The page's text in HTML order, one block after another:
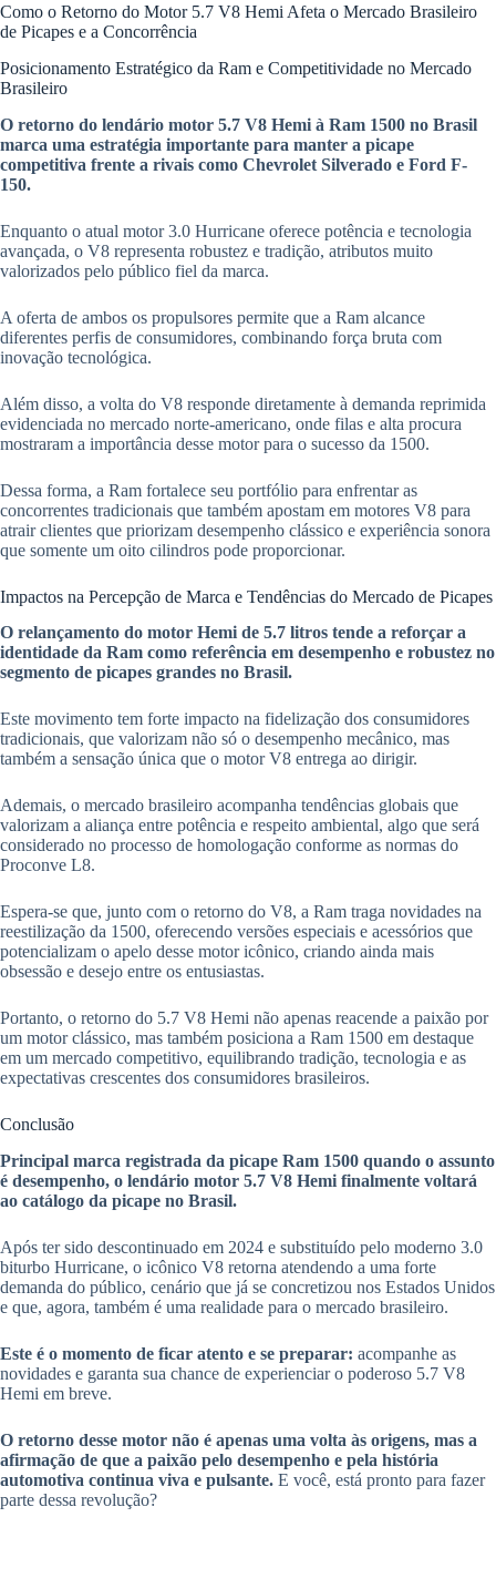
Como o Retorno do Motor 5.7 V8 Hemi Afeta o Mercado Brasileiro
de Picapes e a Concorrência
Posicionamento Estratégico da Ram e Competitividade no Mercado
Brasileiro
O retorno do lendário motor 5.7 V8 Hemi à Ram 1500 no Brasil
marca uma estratégia importante para manter a picape
competitiva frente a rivais como Chevrolet Silverado e Ford F-
150.
Enquanto o atual motor 3.0 Hurricane oferece potência e tecnologia
avançada, o V8 representa robustez e tradição, atributos muito
valorizados pelo público fiel da marca.
A oferta de ambos os propulsores permite que a Ram alcance
diferentes perfis de consumidores, combinando força bruta com
inovação tecnológica.
Além disso, a volta do V8 responde diretamente à demanda reprimida
evidenciada no mercado norte-americano, onde filas e alta procura
mostraram a importância desse motor para o sucesso da 1500.
Dessa forma, a Ram fortalece seu portfólio para enfrentar as
concorrentes tradicionais que também apostam em motores V8 para
atrair clientes que priorizam desempenho clássico e experiência sonora
que somente um oito cilindros pode proporcionar.
Impactos na Percepção de Marca e Tendências do Mercado de Picapes
O relançamento do motor Hemi de 5.7 litros tende a reforçar a
identidade da Ram como referência em desempenho e robustez no
segmento de picapes grandes no Brasil.
Este movimento tem forte impacto na fidelização dos consumidores
tradicionais, que valorizam não só o desempenho mecânico, mas
também a sensação única que o motor V8 entrega ao dirigir.
Ademais, o mercado brasileiro acompanha tendências globais que
valorizam a aliança entre potência e respeito ambiental, algo que será
considerado no processo de homologação conforme as normas do
Proconve L8.
Espera-se que, junto com o retorno do V8, a Ram traga novidades na
reestilização da 1500, oferecendo versões especiais e acessórios que
potencializam o apelo desse motor icônico, criando ainda mais
obsessão e desejo entre os entusiastas.
Portanto, o retorno do 5.7 V8 Hemi não apenas reacende a paixão por
um motor clássico, mas também posiciona a Ram 1500 em destaque
em um mercado competitivo, equilibrando tradição, tecnologia e as
expectativas crescentes dos consumidores brasileiros.
Conclusão
Principal marca registrada da picape Ram 1500 quando o assunto
é desempenho, o lendário motor 5.7 V8 Hemi finalmente voltará
ao catálogo da picape no Brasil.
Após ter sido descontinuado em 2024 e substituído pelo moderno 3.0
biturbo Hurricane, o icônico V8 retorna atendendo a uma forte
demanda do público, cenário que já se concretizou nos Estados Unidos
e que, agora, também é uma realidade para o mercado brasileiro.
Este é o momento de ficar atento e se preparar: acompanhe as
novidades e garanta sua chance de experienciar o poderoso 5.7 V8
Hemi em breve.
O retorno desse motor não é apenas uma volta às origens, mas a
afirmação de que a paixão pelo desempenho e pela história
automotiva continua viva e pulsante. E você, está pronto para fazer
parte dessa revolução?